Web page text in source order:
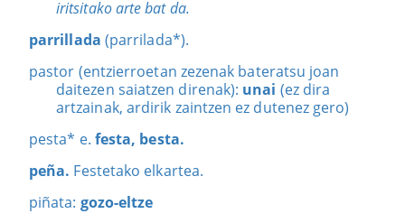
iritsitako arte bat da.
parrillada (parrilada*).
pastor (entzierroetan zezenak bateratsu joan
daitezen saiatzen direnak): unai (ez dira
artzainak, ardirik zaintzen ez dutenez gero)
pesta* e. festa, besta.
peña. Festetako elkartea.
piñata: gozo-eltze